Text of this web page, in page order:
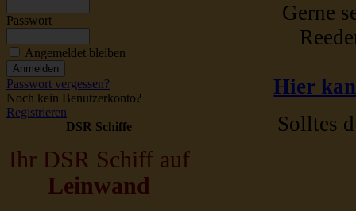
Passwort
Angemeldet bleiben
Passwort vergessen?
Noch kein Benutzerkonto?
Registrieren
DSR Schiffe
Ihr DSR Schiff auf
Leinwand
Gerne
Hier
Solltes